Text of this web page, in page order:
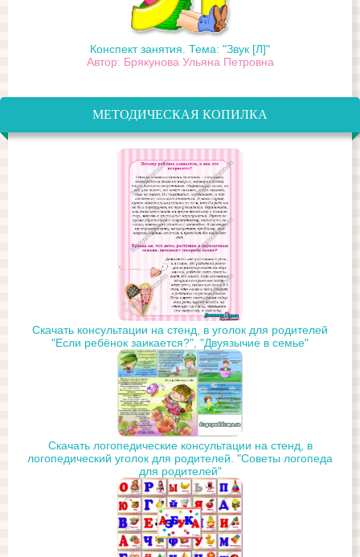
Конспект занятия. Тема: "Звук [Л]"
Автор: Брякунова Ульяна Петровна
МЕТОДИЧЕСКАЯ КОПИЛКА
Скачать консультации на стенд, в уголок для родителей
"Если ребёнок заикается?", "Двуязычие в семье"
Скачать логопедические консультации на стенд, в
логопедический уголок для родителей. "Советы логопеда
для родителей"